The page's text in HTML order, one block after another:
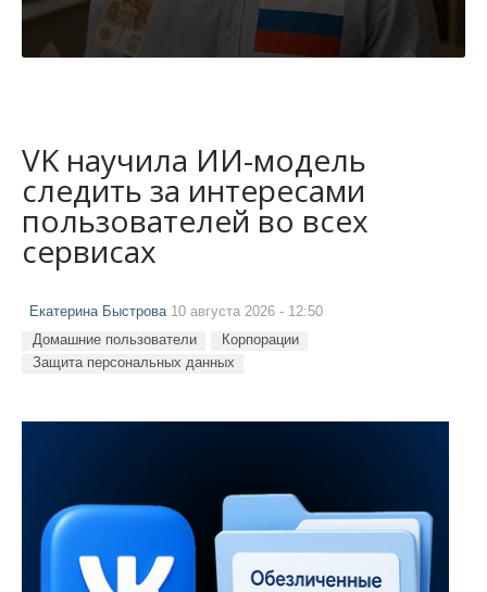
VK научила ИИ-модель
следить за интересами
пользователей во всех
сервисах
Екатерина Быстрова 10 августа 2026 - 12:50
Домашние пользователи
Корпорации
Защита персональных данных